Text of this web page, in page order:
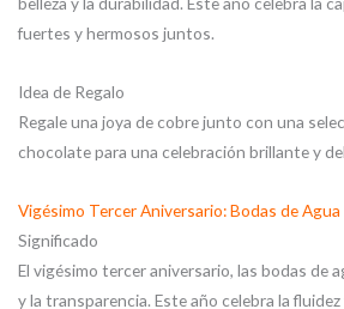
fuertes y hermosos juntos.
Idea de Regalo
Regale una joya de cobre junto con una
chocolate para una celebración brillante y
Vigésimo Tercer Aniversario: Bodas de Agua
Significado
El vigésimo tercer aniversario, las bodas de
y la transparencia. Este año celebra la